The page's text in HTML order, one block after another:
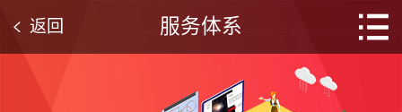
服务体系
返回